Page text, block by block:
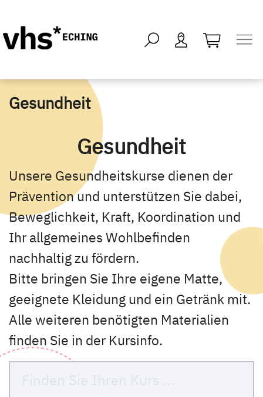
öffnen -
Gesundheit
Gesundheit
Unsere Gesundheitskurse dienen der
Prävention und unterstützen Sie dabei,
Beweglichkeit, Kraft, Koordination und
Ihr allgemeines Wohlbefinden
nachhaltig zu fördern.
Bitte bringen Sie Ihre eigene Matte,
geeignete Kleidung und ein Getränk mit.
Alle weiteren benötigten Materialien
finden Sie in der Kursinfo.